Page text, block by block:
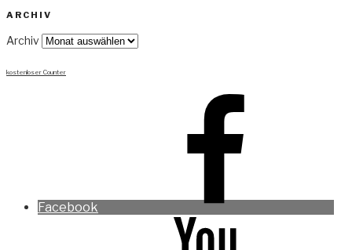
ARCHIV
Archiv
kostenloser Counter
Facebook